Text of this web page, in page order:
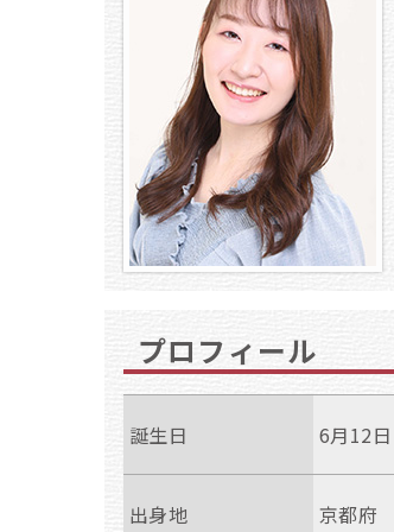
プロフィール
誕生日 6月12日
出身地 京都府